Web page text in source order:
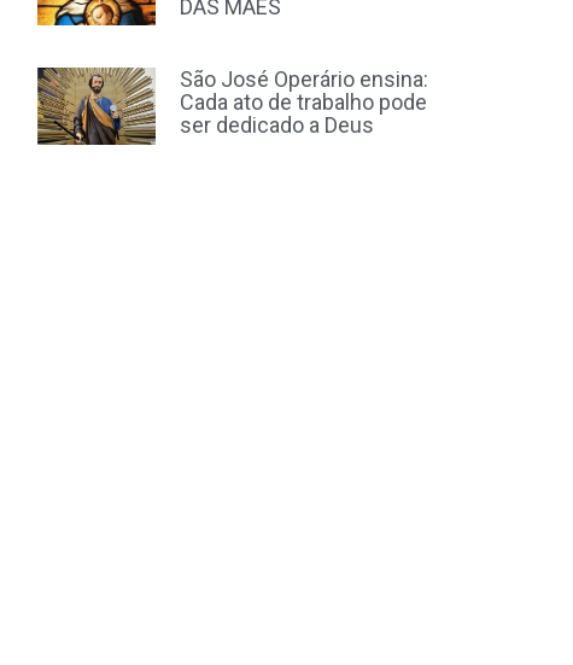
DAS MÃES
São José Operário ensina:
Cada ato de trabalho pode
ser dedicado a Deus